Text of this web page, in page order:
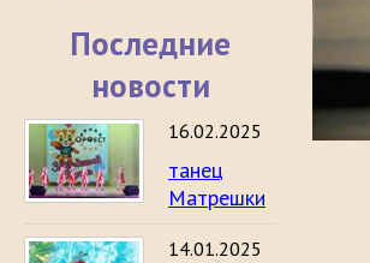
Последние
новости
16.02.2025
танец
Матрешки
14.01.2025